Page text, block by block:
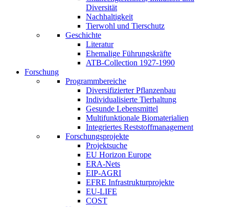
Diversität
Nachhaltigkeit
Tierwohl und Tierschutz
Geschichte
Literatur
Ehemalige Führungskräfte
ATB-Collection 1927-1990
Forschung
Programmbereiche
Diversifizierter Pflanzenbau
Individualisierte Tierhaltung
Gesunde Lebensmittel
Multifunktionale Biomaterialien
Integriertes Reststoffmanagement
Forschungsprojekte
Projektsuche
EU Horizon Europe
ERA-Nets
EIP-AGRI
EFRE Infrastrukturprojekte
EU-LIFE
COST